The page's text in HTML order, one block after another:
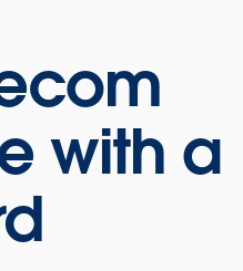
with a